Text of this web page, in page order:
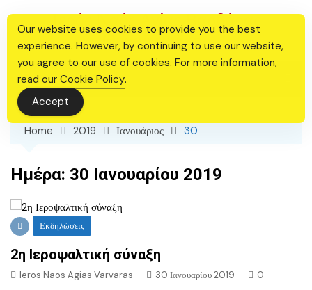
content
Ιερός Ναός Αγίας Βαρβάρας
Θεσσαλονίκης
Home 2019 Ιανουάριος 30
Ημέρα: 30 Ιανουαρίου 2019
Εκδηλώσεις
2η Ιεροψαλτική σύναξη
Ieros Naos Agias Varvaras 30 Ιανουαρίου 2019 0
Our website uses cookies to provide you the best
experience. However, by continuing to use our website,
you agree to our use of cookies. For more information,
read our Cookie Policy.
Accept